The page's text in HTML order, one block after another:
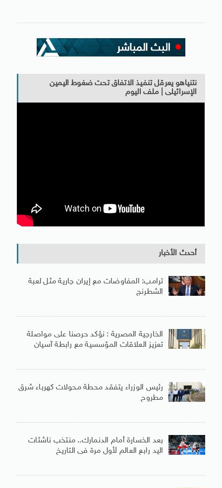
نتنياهو يعرقل تنفيذ الاتفاق تحت ضغوط اليمين
الإسرائيلى | ملف اليوم
أحدث الأخبار
ترامب: المفاوضات مع إيران جارية مثل لعبة
الشطرنج
الخارجية المصرية : نؤكد حرصنا على مواصلة
تعزيز العلاقات المؤسسية مع رابطة آسيان
رئيس الوزراء يتفقد محطة محولات كهرباء شرق
مطروح
بعد الخسارة أمام الدنمارك.. منتخب ناشئات
اليد رابع العالم لأول مرة فى التاريخ